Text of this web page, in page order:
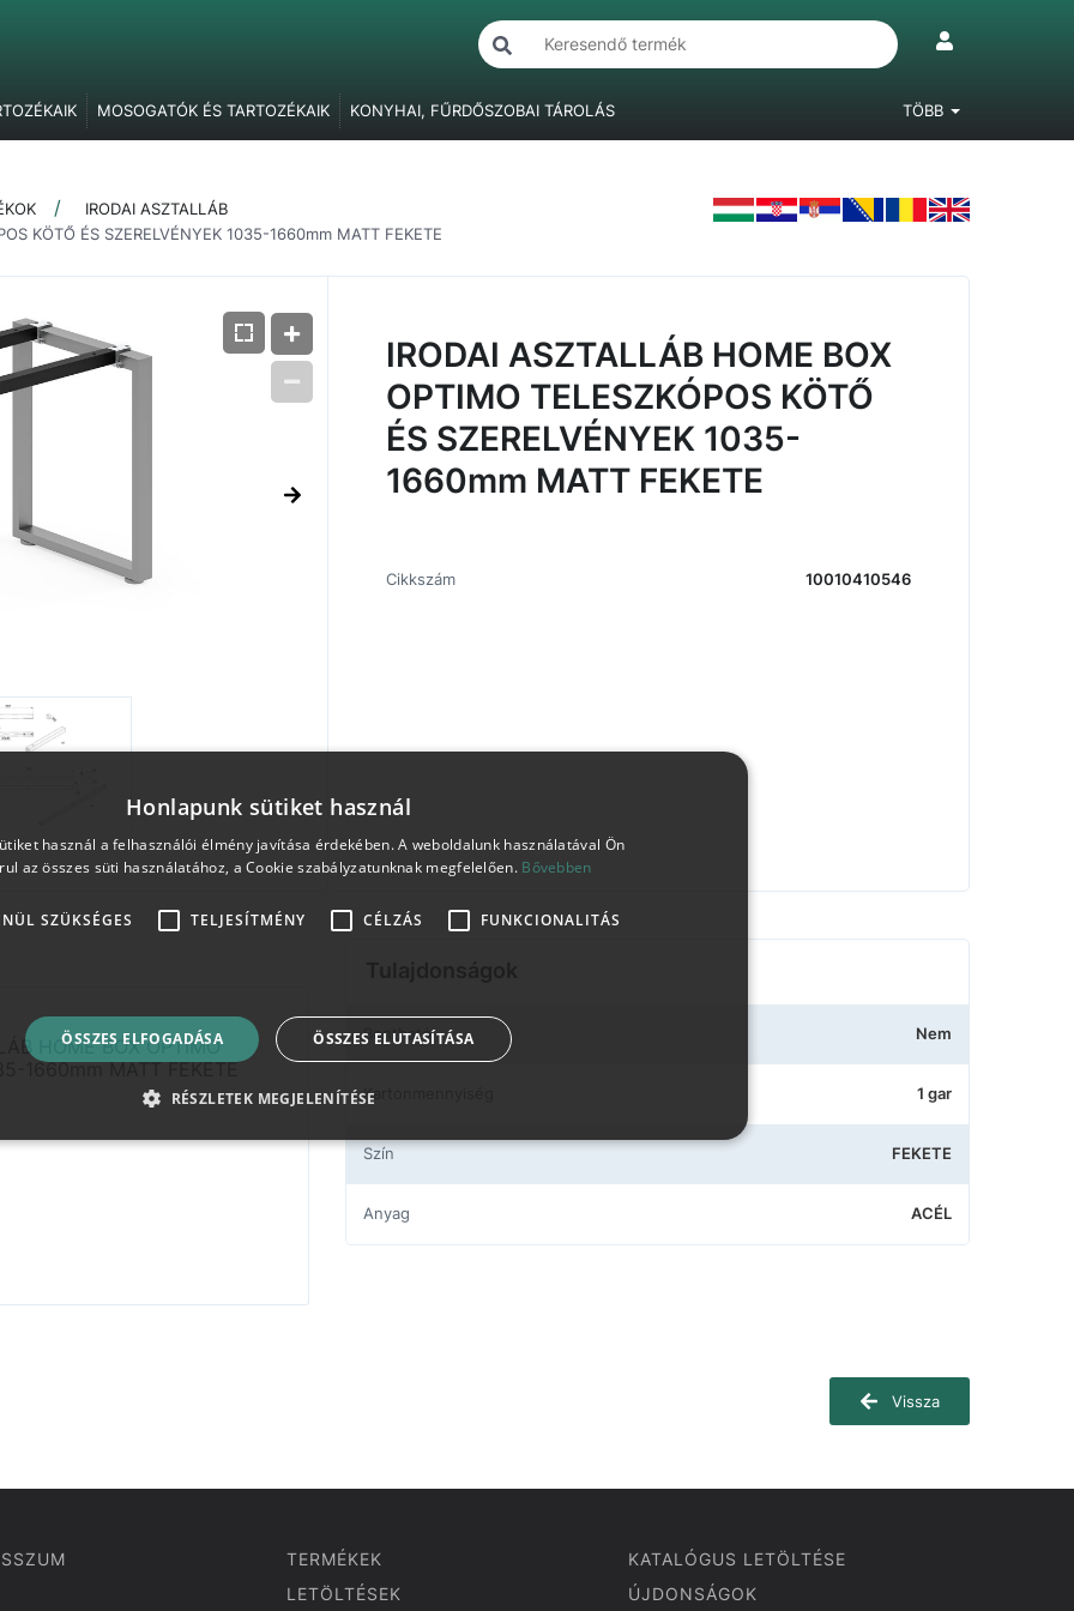
MOSOGATÓK ÉS TARTOZÉKAIK
KONYHAI, FŰRDŐSZOBAI TÁROLÁS
BÚTORVILÁGÍTÁS FOGANTYÚK, FOGASOK BÚTORPÁNTOK
FIÓKRENDSZEREK
RAGASZTÁS, JAVÍTÁS, CSAVARTAKARÓK
TÖBB
IRODAI ASZTALLÁB
KÖTŐ ÉS SZERELVÉNYEK 1035-1660mm MATT FEKETE
IRODAI ASZTALLÁB HOME BOX
OPTIMO TELESZKÓPOS KÖTŐ
ÉS SZERELVÉNYEK 1035-
1660mm MATT FEKETE
Cikkszám 10010410546
HOME BOX OPTIMO
1660mm MATT FEKETE
Bontható Nem
Kartonmennyiség 1 gar
Szín FEKETE
Anyag ACÉL
Vissza
TERMÉKEK
LETÖLTÉSEK
KATALÓGUS LETÖLTÉSE
ÚJDONSÁGOK
Honlapunk sütiket használ
használ a felhasználói élmény javítása érdekében. A weboldalunk használatával Ön
az összes süti használatához, a Cookie szabályzatunknak megfelelően. Bővebben
SZÜKSÉGES TELJESÍTMÉNY CÉLZÁS FUNKCIONALITÁS
ÖSSZES ELFOGADÁSA ÖSSZES ELUTASÍTÁSA
RÉSZLETEK MEGJELENÍTÉSE